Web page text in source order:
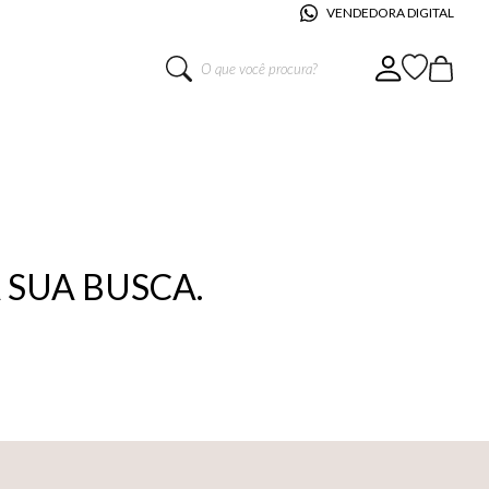
VENDEDORA DIGITAL
O que você procura?
BUSCA.